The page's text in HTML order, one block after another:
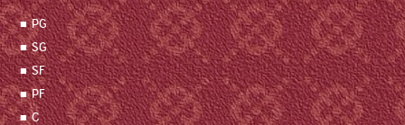
PG
SG
SF
PF
C